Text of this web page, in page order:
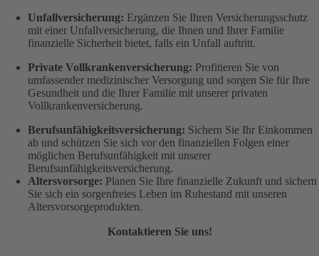
Unfallversicherung: Ergänzen Sie Ihren Versicherungsschutz
mit einer Unfallversicherung, die Ihnen und Ihrer Familie
finanzielle Sicherheit bietet, falls ein Unfall auftritt.
Private Vollkrankenversicherung: Profitieren Sie von
umfassender medizinischer Versorgung und sorgen Sie für Ihre
Gesundheit und die Ihrer Familie mit unserer privaten
Vollkrankenversicherung.
Berufsunfähigkeitsversicherung: Sichern Sie Ihr Einkommen
ab und schützen Sie sich vor den finanziellen Folgen einer
möglichen Berufsunfähigkeit mit unserer
Berufsunfähigkeitsversicherung.
Altersvorsorge: Planen Sie Ihre finanzielle Zukunft und sichern
Sie sich ein sorgenfreies Leben im Ruhestand mit unseren
Altersvorsorgeprodukten.
Kontaktieren Sie uns!